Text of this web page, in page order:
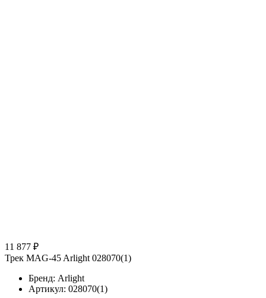
11 877 ₽
Трек MAG-45 Arlight 028070(1)
Бренд: Arlight
Артикул: 028070(1)